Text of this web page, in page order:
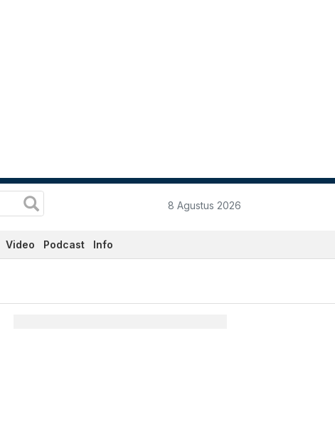
8 Agustus 2026
Video Podcast Info